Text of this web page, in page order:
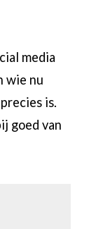
media
wie nu
is.
goed van